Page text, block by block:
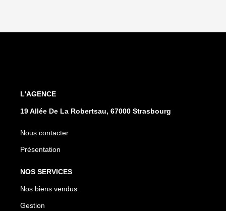
L'AGENCE
19 Allée De La Robertsau, 67000 Strasbourg
Nous contacter
Présentation
NOS SERVICES
Nos biens vendus
Gestion